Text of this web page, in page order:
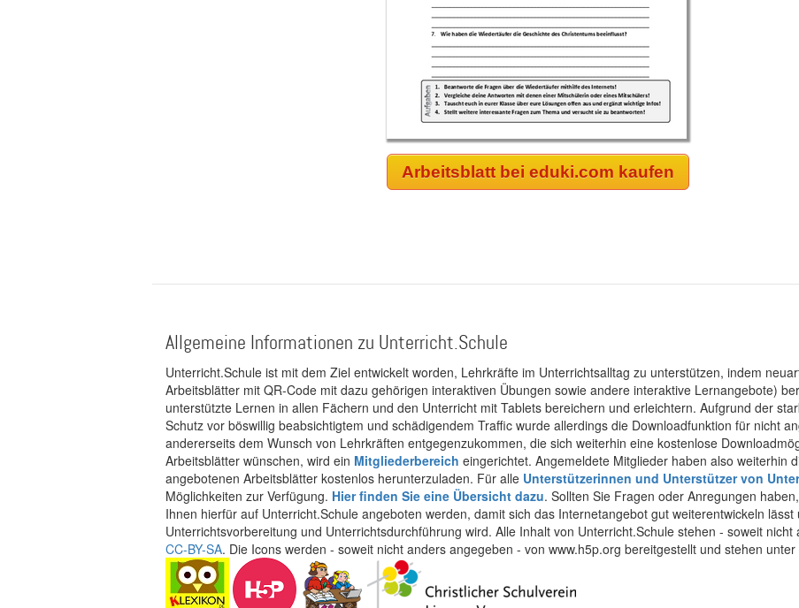
Arbeitsblatt bei eduki.com kaufen
Allgemeine Informationen zu Unterricht.Schule
Unterricht.Schule ist mit dem Ziel entwickelt worden, Lehrkräfte im Unterrichtsalltag zu unterstützen, indem
Arbeitsblätter mit QR-Code mit dazu gehörigen interaktiven Übungen sowie andere interaktive Lernangebote)
unterstützte Lernen in allen Fächern und den Unterricht mit Tablets bereichern und erleichtern. Aufgrund der
Schutz vor böswillig beabsichtigtem und schädigendem Traffic wurde allerdings die Downloadfunktion für nicht
andererseits dem Wunsch von Lehrkräften entgegenzukommen, die sich weiterhin eine kostenlose
Arbeitsblätter wünschen, wird ein Mitgliederbereich eingerichtet. Angemeldete Mitglieder haben also weiterhin
angebotenen Arbeitsblätter kostenlos herunterzuladen. Für alle Unterstützerinnen und Unterstützer von
Möglichkeiten zur Verfügung. Hier finden Sie eine Übersicht dazu. Sollten Sie Fragen oder Anregungen
Ihnen hierfür auf Unterricht.Schule angeboten werden, damit sich das Internetangebot gut weiterentwickeln
Unterrichtsvorbereitung und Unterrichtsdurchführung wird. Alle Inhalt von Unterricht.Schule stehen - soweit
CC-BY-SA. Die Icons werden - soweit nicht anders angegeben - von www.h5p.org bereitgestellt und stehen